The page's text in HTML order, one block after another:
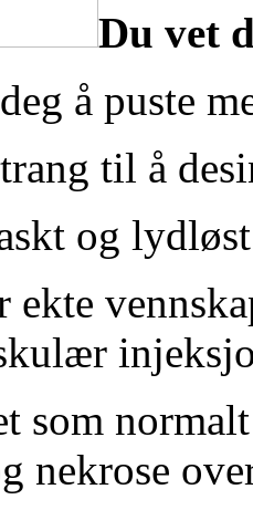
Du vet
å puste
til å
og lydløst
ekte
som
nekrose